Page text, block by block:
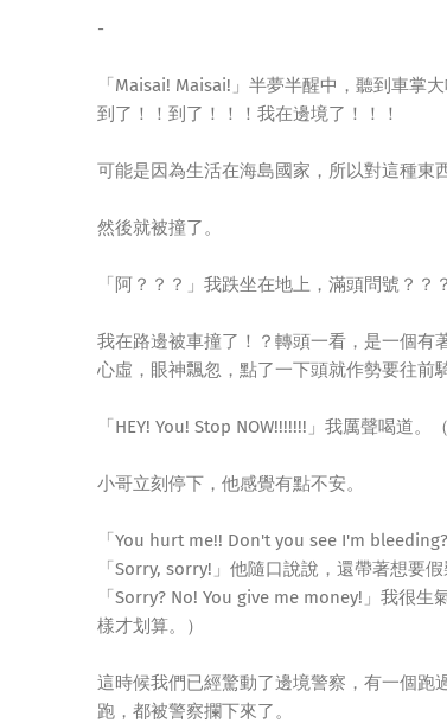
-
「Maisai! Maisai!」半夢半醒中，聽到車掌
到了！！到了！！！我在邊境了！！！
可能是因為生活在海島國家，所以對這種東
然後就被撞了。
「阿？？？」我跌坐在地上，滿頭問號？？
我在路邊被車撞了！？轉頭一看，是一個有
心虛，眼神飄忽，點了一下頭就作勢要往前
「HEY! You! Stop NOW!!!!!!!」我厲聲喝道
小哥立刻停下，他感覺有點不安。
「You hurt me!! Don't you see I'm
「Sorry, sorry!」他隨口說說，還帶著想要假
「Sorry? No! You give me money!」我很
樣才划算。）
這時候我們已經驚動了邊境警察，有一個跑
跑，都被警察攔下來了。